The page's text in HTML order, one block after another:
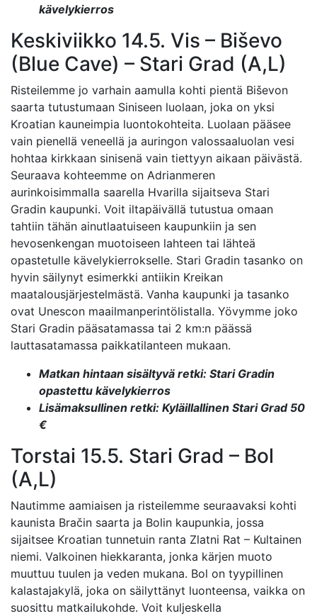
kävelykierros
Keskiviikko 14.5. Vis – Biševo
(Blue Cave) – Stari Grad (A,L)
Risteilemme jo varhain aamulla kohti pientä Biševon
saarta tutustumaan Siniseen luolaan, joka on yksi
Kroatian kauneimpia luontokohteita. Luolaan pääsee
vain pienellä veneellä ja auringon valossaaluolan vesi
hohtaa kirkkaan sinisenä vain tiettyyn aikaan päivästä.
Seuraava kohteemme on Adrianmeren
aurinkoisimmalla saarella Hvarilla sijaitseva Stari
Gradin kaupunki. Voit iltapäivällä tutustua omaan
tahtiin tähän ainutlaatuiseen kaupunkiin ja sen
hevosenkengan muotoiseen lahteen tai lähteä
opastetulle kävelykierrokselle. Stari Gradin tasanko on
hyvin säilynyt esimerkki antiikin Kreikan
maatalousjärjestelmästä. Vanha kaupunki ja tasanko
ovat Unescon maailmanperintölistalla. Yövymme joko
Stari Gradin pääsatamassa tai 2 km:n päässä
lauttasatamassa paikkatilanteen mukaan.
Matkan hintaan sisältyvä retki: Stari Gradin
opastettu kävelykierros
Lisämaksullinen retki: Kyläillallinen Stari Grad 50
€
Torstai 15.5. Stari Grad – Bol
(A,L)
Nautimme aamiaisen ja risteilemme seuraavaksi kohti
kaunista Bračin saarta ja Bolin kaupunkia, jossa
sijaitsee Kroatian tunnetuin ranta Zlatni Rat – Kultainen
niemi. Valkoinen hiekkaranta, jonka kärjen muoto
muuttuu tuulen ja veden mukana. Bol on tyypillinen
kalastajakylä, joka on säilyttänyt luonteensa, vaikka on
suosittu matkailukohde. Voit kuljeskella